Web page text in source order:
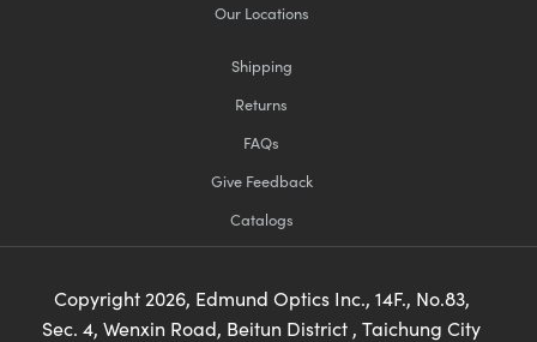
Our Locations
Shipping
Returns
FAQs
Give Feedback
Catalogs
Copyright 2026, Edmund Optics Inc., 14F., No.83,
Sec. 4, Wenxin Road, Beitun District , Taichung City